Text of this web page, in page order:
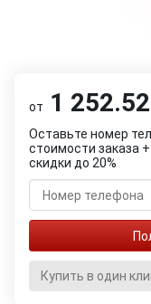
от 1
Оставьте номер
стоимости заказа
скидки до 20%
Купить в один